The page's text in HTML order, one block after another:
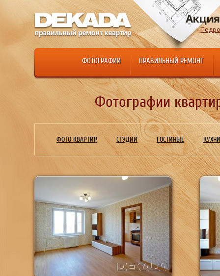
ФОТОГРАФИИ ПРАВИЛЬНЫЙ РЕМОНТ
Фотографии
ФОТО КВАРТИР СТУДИИ ГОСТИНЫЕ КУХНИ